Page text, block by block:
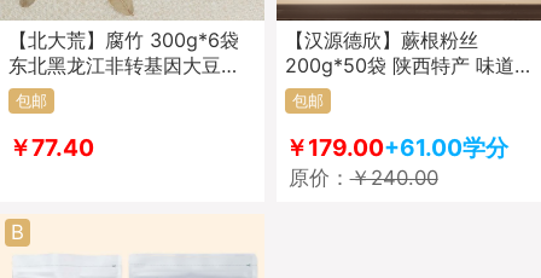
【北大荒】腐竹 300g*6袋
东北黑龙江非转基因大豆制
品 腐竹条
包邮
￥77.40
【汉源德欣】蕨根粉丝
200g*50袋 陕西特产 味道
纯正 口感细腻顺滑
包邮
￥179.00+61.00学分
原价：￥240.00
B